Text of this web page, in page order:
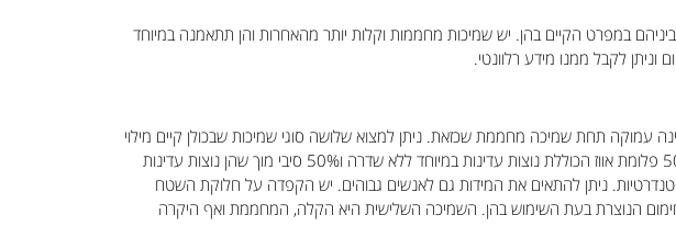
במפרט הקיים בהן. יש שמיכות מחממות וקלות יותר מהאחרות והן תתאמנה במיוחד
וניתן לקבל ממנו מידע רלוונטי.
הזאת חשובה בעת שינה עמוקה תחת שמיכה מחממת שכזאת. ניתן למצוא שלושה סוגי שמיכות שבכולן קיים מילוי
של סוגי נוצות ומוך אווז רך. הסוג הראשון מכיל אך ורק נוצות אווז גדולות עם שדרה קשה. השני מכיל מילוי של 50% פלומת אווז הכוללת נוצות עדינות במיוחד ללא שדרה ו50% סיבי מוך שהן נוצות עדינות
ניתן להתאים את המידות גם לאנשים גבוהים. יש הקפדה על חלוקת השטח
החימום הנוצרת בעת השימוש בהן. השמיכה השלישית היא הקלה, המחממת ואף היקרה